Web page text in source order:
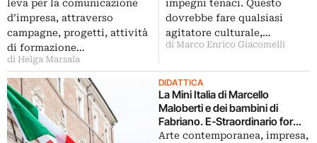
con la cultura e gli artisti
leva per la comunicazione
d’impresa, attraverso
campagne, progetti, attività
di formazione…
di Helga Marsala
impegni tenaci. Questo
dovrebbe fare qualsiasi
agitatore culturale,…
di Marco Enrico Giacomelli
DIDATTICA
La Mini Italia di Marcello
Maloberti e dei bambini di
Fabriano. E-Straordinario for
Kids
Arte contemporanea, impresa,